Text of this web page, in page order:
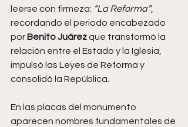
leerse con firmeza: “La Reforma”,
recordando el periodo encabezado
por Benito Juárez que transformó la
relación entre el Estado y la Iglesia,
impulsó las Leyes de Reforma y
consolidó la República.
En las placas del monumento
aparecen nombres fundamentales de